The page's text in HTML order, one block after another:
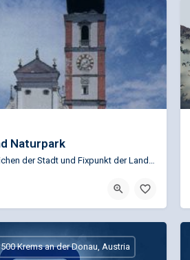
Naturpark
Geras, Österreich
Krems an der Donau, Austria